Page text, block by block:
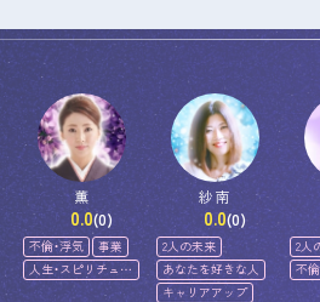
薫
0.0(0)
不倫・浮気
事業
人生・スピリチュア
ル
紗南
0.0(0)
2人の未来
あなたを好きな人
キャリアアップ
2人
不